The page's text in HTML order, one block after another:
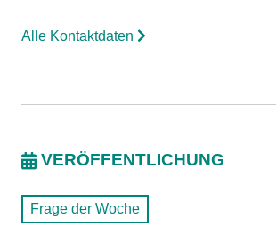
Alle Kontaktdaten
VERÖFFENTLICHUNG
Frage der Woche